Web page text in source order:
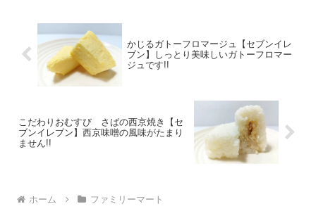
かじるガトーフロマージュ【セブンイレ
ブン】しっとり美味しいガトーフロマー
ジュです!!
こだわりおむすび さばの西京焼き【セ
ブンイレブン】西京味噌の風味がたまり
ません!!
ホーム ファミリーマート